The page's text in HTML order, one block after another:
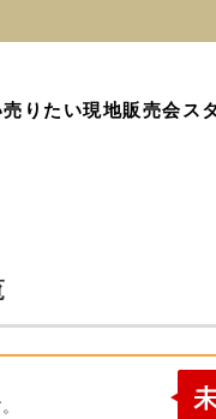
売りたい現地販売会ス